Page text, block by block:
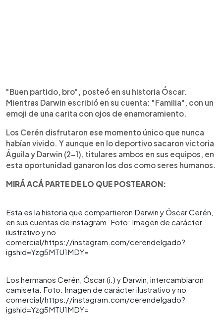
"Buen partido, bro", posteó en su historia Óscar.
Mientras Darwin escribió en su cuenta: "Familia", con un
emoji de una carita con ojos de enamoramiento.
Los Cerén disfrutaron ese momento único que nunca
habían vivido. Y aunque en lo deportivo sacaron victoria
Águila y Darwin (2-1), titulares ambos en sus equipos, en
esta oportunidad ganaron los dos como seres humanos.
MIRÁ ACÁ PARTE DE LO QUE POSTEARON:
Esta es la historia que compartieron Darwin y Óscar Cerén,
en sus cuentas de instagram. Foto: Imagen de carácter
ilustrativo y no
comercial/https://instagram.com/cerendelgado?
igshid=Yzg5MTU1MDY=
Los hermanos Cerén, Óscar (i.) y Darwin, intercambiaron
camiseta. Foto: Imagen de carácter ilustrativo y no
comercial/https://instagram.com/cerendelgado?
igshid=Yzg5MTU1MDY=